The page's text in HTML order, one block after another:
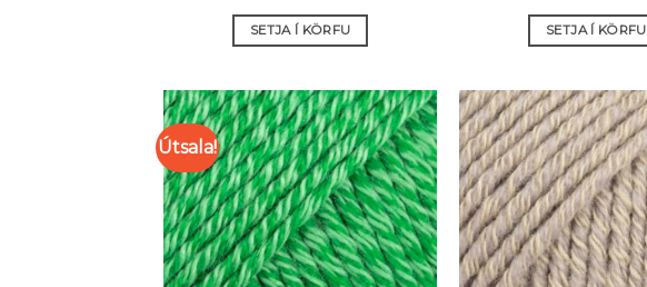
SETJA Í KÖRFU SETJA Í KÖRFU
Útsala!
Setja á
óskalista